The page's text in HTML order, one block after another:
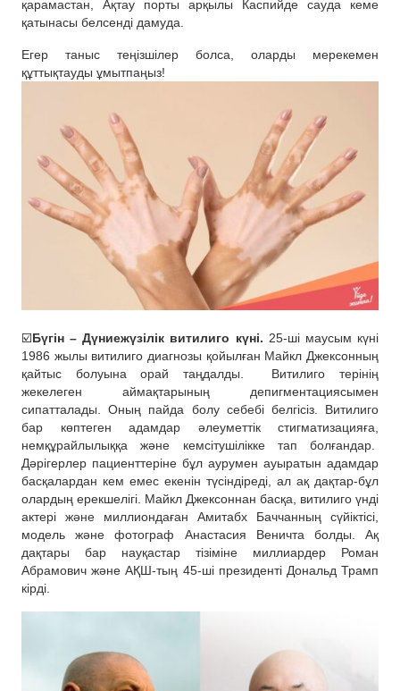
қарамастан, Ақтау порты арқылы Каспийде сауда кеме
қатынасы белсенді дамуда.
Егер таныс теңізшілер болса, оларды мерекемен
құттықтауды ұмытпаңыз!
☑️Бүгін – Дүниежүзілік витилиго күні. 25-ші маусым күні
1986 жылы витилиго диагнозы қойылған Майкл Джексонның
қайтыс болуына орай таңдалды.
Витилиго терінің
жекелеген аймақтарының депигментациясымен
сипатталады. Оның пайда болу себебі белгісіз. Витилиго
бар көптеген адамдар әлеуметтік стигматизацияға,
немқұрайлылыққа және кемсітушілікке тап болғандар.
Дәрігерлер пациенттеріне бұл аурумен ауыратын адамдар
басқалардан кем емес екенін түсіндіреді, ал ақ дақтар-бұл
олардың ерекшелігі. Майкл Джексоннан басқа, витилиго үнді
актері және миллиондаған Амитабх Баччанның сүйіктісі,
модель және фотограф Анастасия Веничта болды. Ақ
дақтары бар науқастар тізіміне миллиардер Роман
Абрамович және АҚШ-тың 45-ші президенті Дональд Трамп
кірді.